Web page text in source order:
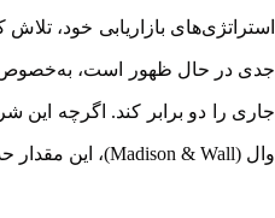
استراتژی‌های بازاریابی خود،
جدی در حال ظهور است، به‌خصوص
جاری را دو برابر کند. اگرچه این
وال (Madison & Wall)، این مقدار حدود ۳ میلیارد دلار برآورد شده است.